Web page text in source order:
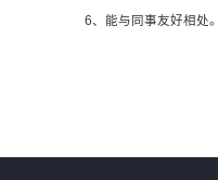
6、能与同事友好相处。